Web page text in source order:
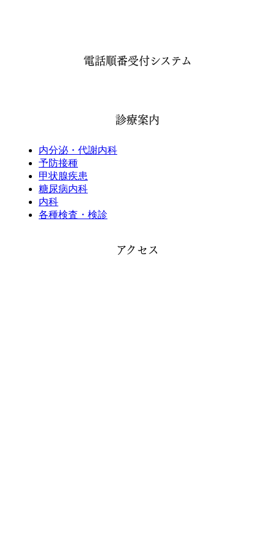
電話順番受付システム
診療案内
内分泌・代謝内科
予防接種
甲状腺疾患
糖尿病内科
内科
各種検査・検診
アクセス